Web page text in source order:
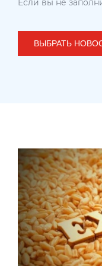
Если вы не
ВЫБРАТЬ